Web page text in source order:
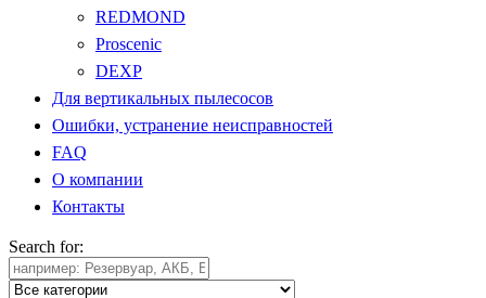
REDMOND
Proscenic
DEXP
Для вертикальных пылесосов
Ошибки, устранение неисправностей
FAQ
О компании
Контакты
Search for: